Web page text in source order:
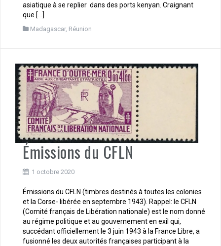
asiatique à se replier dans des ports kenyan. Craignant
que […]
Madagascar, Réunion
Émissions du CFLN
1 octobre 2020
Émissions du CFLN (timbres destinés à toutes les colonies
et la Corse- libérée en septembre 1943). Rappel: le CFLN
(Comité français de Libération nationale) est le nom donné
au régime politique et au gouvernement en exil qui,
succédant officiellement le 3 juin 1943 à la France Libre, a
fusionné les deux autorités françaises participant à la